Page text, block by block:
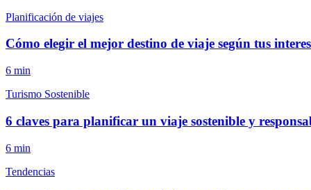
Planificación de viajes
Cómo elegir el mejor destino de viaje según tus
6 min
Turismo Sostenible
6 claves para planificar un viaje sostenible y
6 min
Tendencias